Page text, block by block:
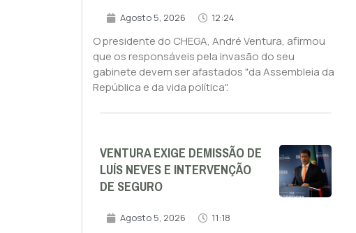
Agosto 5, 2026 12:24
O presidente do CHEGA, André Ventura, afirmou
que os responsáveis pela invasão do seu
gabinete devem ser afastados "da Assembleia da
República e da vida política".
VENTURA EXIGE DEMISSÃO DE
LUÍS NEVES E INTERVENÇÃO
DE SEGURO
Agosto 5, 2026 11:18